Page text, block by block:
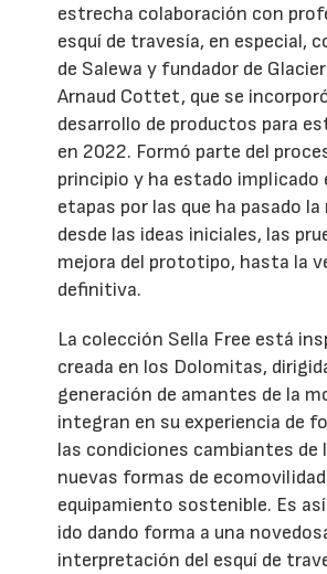
estrecha colaboración con
esquí de travesía, en especial,
de Salewa y fundador de
Arnaud Cottet, que se
desarrollo de productos para
en 2022. Formó parte del
principio y ha estado implicado
etapas por las que ha pasado la
desde las ideas iniciales, las
mejora del prototipo, hasta la
definitiva.
La colección Sella Free está
creada en los Dolomitas,
generación de amantes de la
integran en su experiencia de
las condiciones cambiantes de
nuevas formas de
equipamiento sostenible. Es
ido dando forma a una
interpretación del esquí de